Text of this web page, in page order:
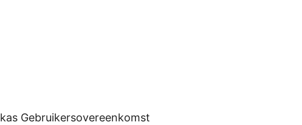
kas Gebruikersovereenkomst